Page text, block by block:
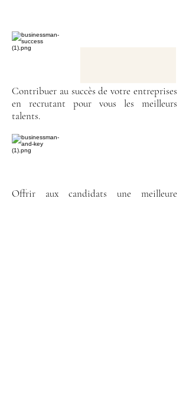
Contribuer au succès de votre entreprises
en recrutant pour vous les meilleurs
talents.
Offrir aux candidats une meilleure